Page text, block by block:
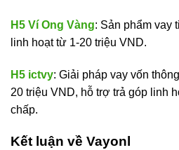
H5 Ví Ong Vàng: Sản phẩm vay
linh hoạt từ 1-20 triệu VND.
H5 ictvy: Giải pháp vay vốn
20 triệu VND, hỗ trợ trả góp linh
chấp.
Kết luận về Vayonl